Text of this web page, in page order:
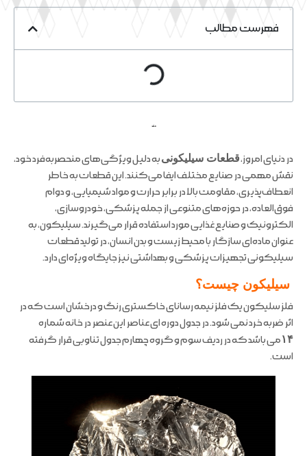
فهرست مطالب
ملند
در دنیای امروز،قطعات سیلیکونیبه دلیل ویژگی‌های منحصربه‌فرد خود،
نقش مهمی در صنایع مختلف ایفا می‌کنند. این قطعات به خاطر
انعطاف‌پذیری، مقاومت بالا در برابر حرارت و مواد شیمیایی، و دوام
فوق‌العاده، در حوزه‌های متنوعی از جمله پزشکی، خودروسازی،
الکترونیک و صنایع غذایی مورد استفاده قرار می‌گیرند. سیلیکون، به
عنوان ماده‌ای سازگار با محیط‌ زیست و بدن انسان، در تولید قطعات
سیلیکونی تجهیزات پزشکی و بهداشتی نیز جایگاه ویژه‌ای دارد.
سیلیکون چیست؟
فلز سلیکون یک فلز نیمه رسانای خاکستری رنگ و درخشان است که در
اثر ضربه خرد نمی شود. در جدول دوره ای عناصر این عنصر در خانه شماره
۱۴می باشد که در ردیف سوم و گروه چهارم جدول تناوبی قرار گرفته
است.